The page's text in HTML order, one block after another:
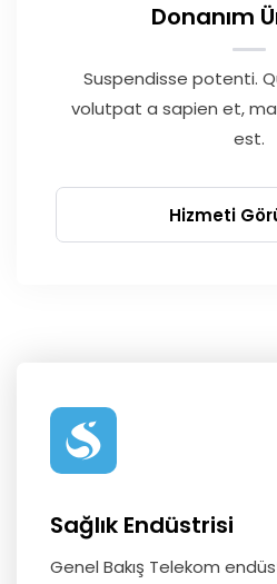
Donanım
Suspendisse potenti.
volutpat a sapien et,
est.
Hizmeti
Sağlık Endüstrisi
Genel Bakış Telekom